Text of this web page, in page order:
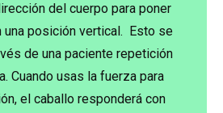
del cuerpo para poner
una posición vertical. Esto se
de una paciente repetición
Cuando usas la fuerza para
el caballo responderá con